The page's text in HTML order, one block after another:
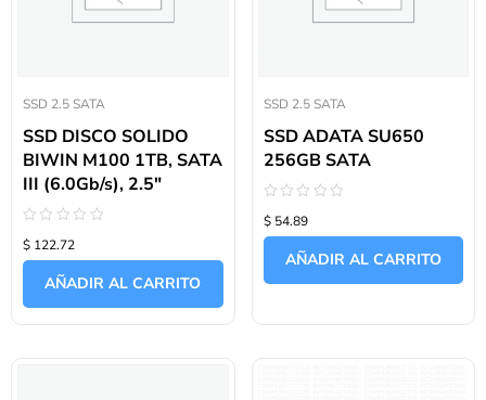
SSD 2.5 SATA
SSD DISCO SOLIDO
BIWIN M100 1TB, SATA
III (6.0Gb/s), 2.5″
con
0
$ 122.72
AÑADIR AL CARRITO
SSD 2.5 SATA
SSD ADATA SU650
256GB SATA
con
0
$ 54.89
AÑADIR AL CARRITO